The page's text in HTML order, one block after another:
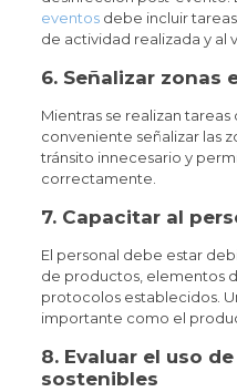
eventosdebe incluir
de actividad realizada y al
6. Señalizar zonas
Mientras se realizan
conveniente señalizar las
tránsito innecesario y
correctamente.
7. Capacitar al
El personal debe estar
de productos, elementos
protocolos establecidos.
importante como el
8. Evaluar el uso
sostenibles